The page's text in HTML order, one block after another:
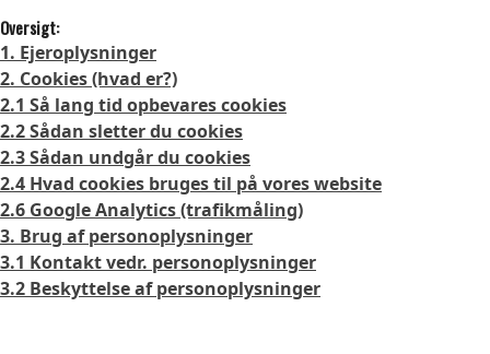
Oversigt:
1. Ejeroplysninger
2. Cookies (hvad er?)
2.1 Så lang tid opbevares cookies
2.2 Sådan sletter du cookies
2.3 Sådan undgår du cookies
2.4 Hvad cookies bruges til på vores website
2.6 Google Analytics (trafikmåling)
3. Brug af personoplysninger
3.1 Kontakt vedr. personoplysninger
3.2 Beskyttelse af personoplysninger